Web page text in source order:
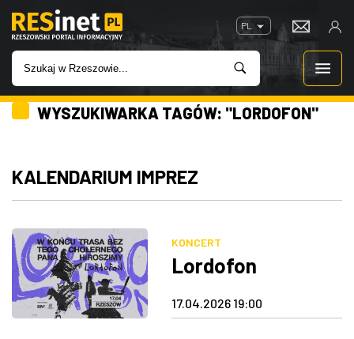
PL
WIADOMOŚCI
ROZRYWKA
W KINACH
WYSZUKIWARKA TAGÓW: "LORDOFON"
KALENDARIUM IMPREZ
KONCERT
Lordofon
17.04.2026 19:00